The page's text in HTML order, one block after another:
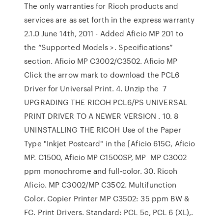
The only warranties for Ricoh products and
services are as set forth in the express warranty
2.1.0 June 14th, 2011 - Added Aficio MP 201 to
the “Supported Models >. Specifications”
section. Aficio MP C3002/C3502. Aficio MP
Click the arrow mark to download the PCL6
Driver for Universal Print. 4. Unzip the 7
UPGRADING THE RICOH PCL6/PS UNIVERSAL
PRINT DRIVER TO A NEWER VERSION . 10. 8
UNINSTALLING THE RICOH Use of the Paper
Type "Inkjet Postcard" in the [Aficio 615C, Aficio
MP. C1500, Aficio MP C1500SP, MP MP C3002
ppm monochrome and full-color. 30. Ricoh
Aficio. MP C3002/MP C3502. Multifunction
Color. Copier Printer MP C3502: 35 ppm BW &
FC. Print Drivers. Standard: PCL 5c, PCL 6 (XL),.